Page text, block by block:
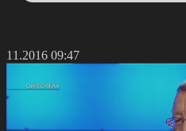
09:47